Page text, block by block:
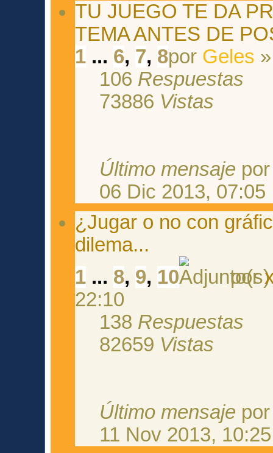
TU JUEGO TE DA
TEMA ANTES DE
1 ... 6, 7, 8por Geles
106 Respuestas
73886 Vistas
Último mensaje
06 Dic 2013, 07:05
¿Jugar o no con
dilema...
1 ... 8, 9, 10 por
22:10
138 Respuestas
82659 Vistas
Último mensaje
11 Nov 2013, 10:25